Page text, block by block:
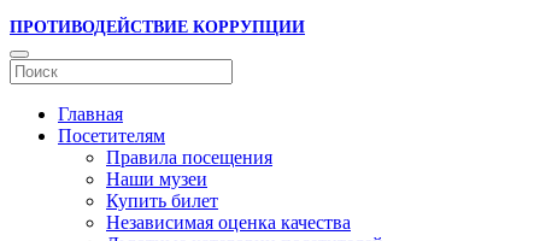
ПРОТИВОДЕЙСТВИЕ КОРРУПЦИИ
Главная
Посетителям
Правила посещения
Наши музеи
Купить билет
Независимая оценка качества